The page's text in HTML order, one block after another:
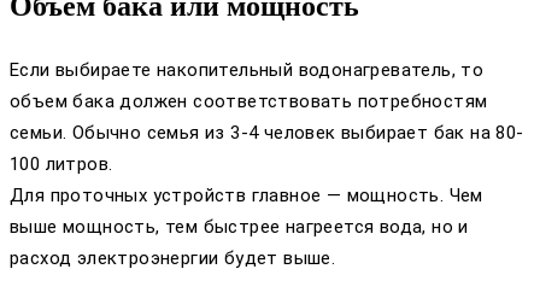
Объем бака или мощность
Если выбираете накопительный водонагреватель, то
объем бака должен соответствовать потребностям
семьи. Обычно семья из 3-4 человек выбирает бак на 80-
100 литров.
Для проточных устройств главное — мощность. Чем
выше мощность, тем быстрее нагреется вода, но и
расход электроэнергии будет выше.